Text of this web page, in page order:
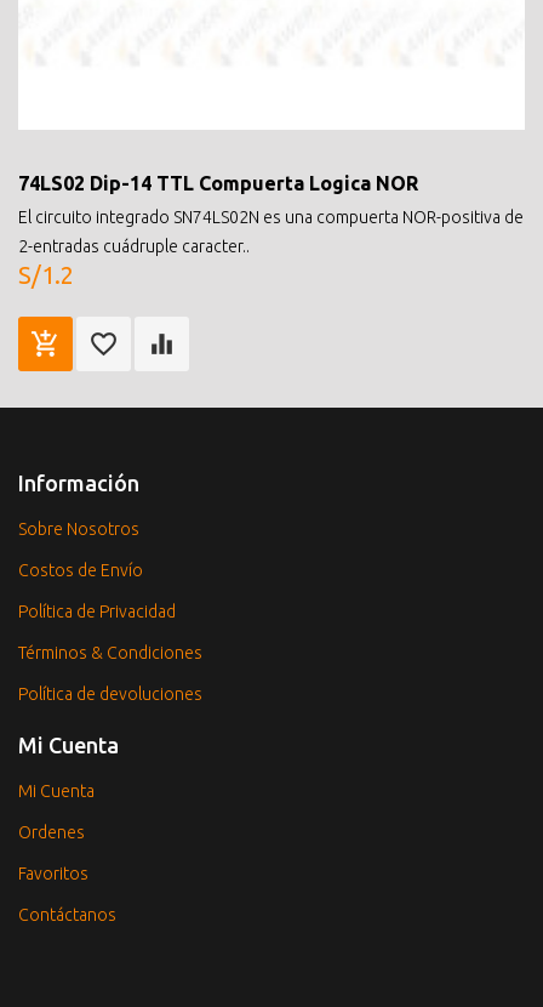
74LS02 Dip-14 TTL Compuerta Logica NOR
El circuito integrado SN74LS02N es una compuerta NOR-positiva de
2-entradas cuádruple caracter..
S/1.2
Información
Sobre Nosotros
Costos de Envío
Política de Privacidad
Términos & Condiciones
Política de devoluciones
Mi Cuenta
Mi Cuenta
Ordenes
Favoritos
Contáctanos